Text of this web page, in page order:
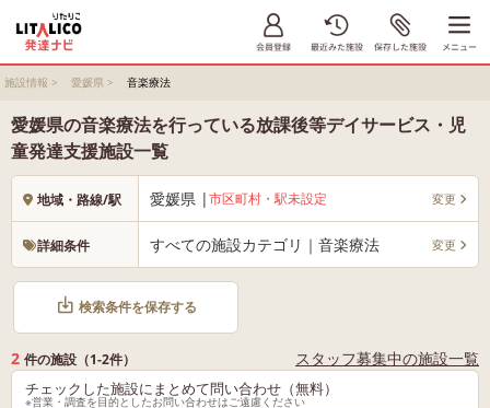
施設情報 > 愛媛県 > 音楽療法
愛媛県の音楽療法を行っている放課後等デイサービス・児
童発達支援施設一覧
地域・路線/駅 愛媛県 |市区町村・駅未設定 変更
詳細条件 すべての施設カテゴリ｜音楽療法 変更
検索条件を保存する
2 件の施設（1-2件） スタッフ募集中の施設一覧
チェックした施設にまとめて問い合わせ（無料）
※営業・調査を目的としたお問い合わせはご遠慮ください